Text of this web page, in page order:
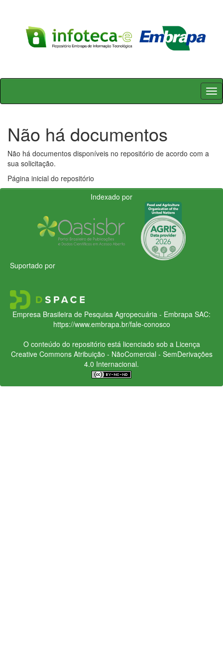
Skip
Não há documentos
Não há documentos disponíveis no repositório de acordo com a
sua solicitação.
Página inicial do repositório
Indexado por
Suportado por
Empresa Brasileira de Pesquisa Agropecuária - Embrapa SAC:
https://www.embrapa.br/fale-conosco
O conteúdo do repositório está licenciado sob a Licença
Creative CommonsAtribuição - NãoComercial - SemDerivações
4.0 Internacional.